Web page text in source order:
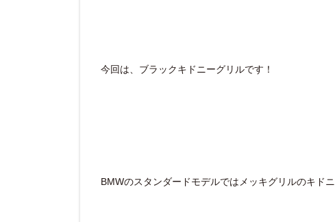
今回は、ブラックキドニーグリルです！
BMWのスタンダードモデルではメッキグリルのキド